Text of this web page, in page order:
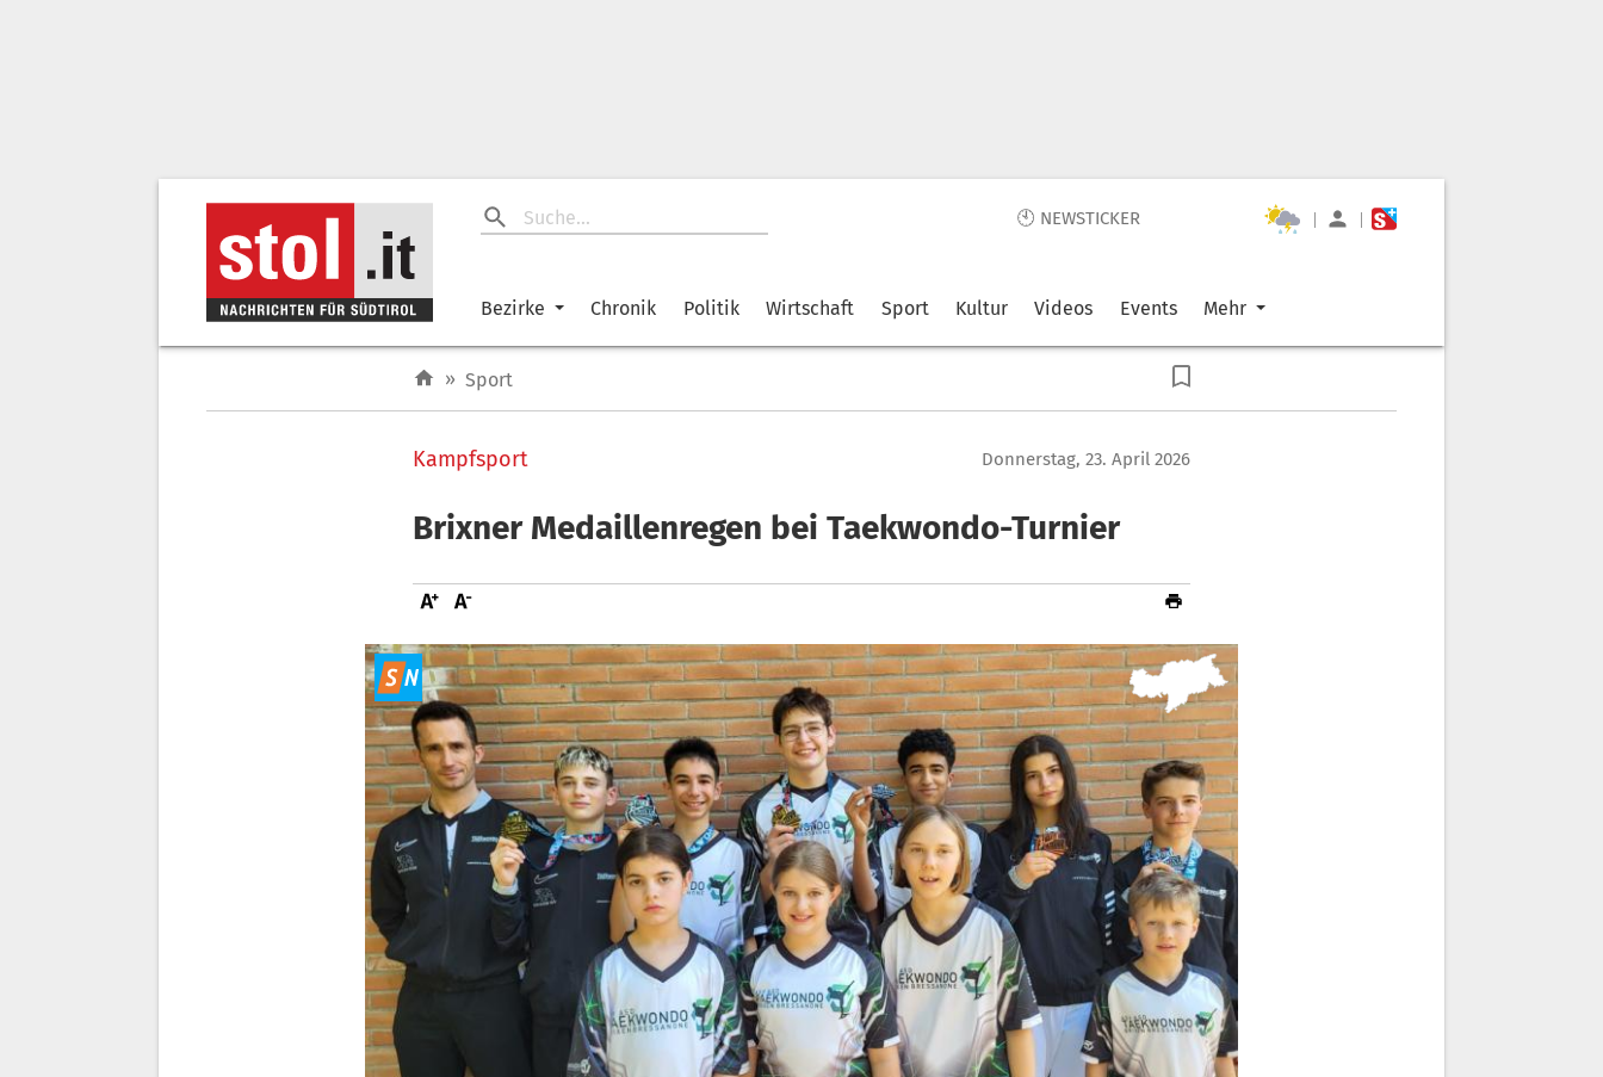
🕙 NEWSTICKER | |
Bezirke Chronik Politik Wirtschaft Sport Kultur Videos Events Mehr
» Sport
Kampfsport Donnerstag, 23. April 2026
Brixner Medaillenregen bei Taekwondo-Turnier